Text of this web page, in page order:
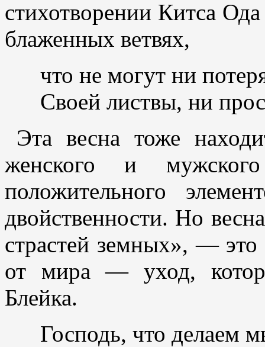
стихотворении Китса Ода
блаженных ветвях,
что не могут ни
Своей листвы, ни
Эта весна тоже
женского и
положительного
двойственности. Но
страстей земных», —
от мира — уход,
Блейка.
Господь, что делаем